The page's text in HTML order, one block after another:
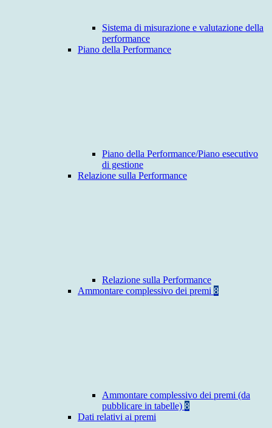
Sistema di misurazione e valutazione della
performance
Piano della Performance
Piano della Performance/Piano esecutivo
di gestione
Relazione sulla Performance
Relazione sulla Performance
Ammontare complessivo dei premi 8
Ammontare complessivo dei premi (da
pubblicare in tabelle) 8
Dati relativi ai premi